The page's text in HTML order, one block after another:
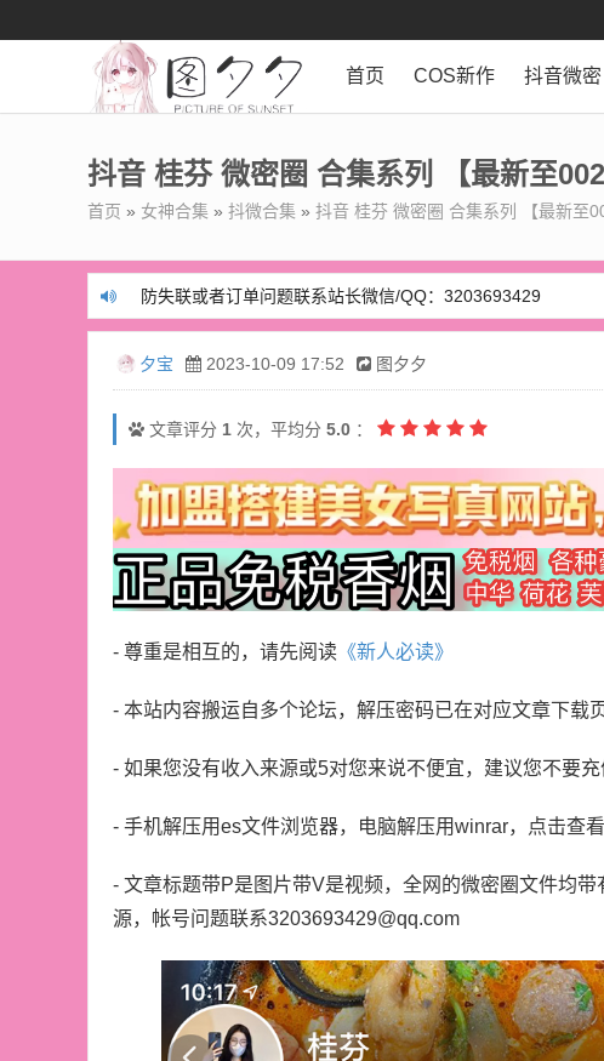
首页 COS新作 抖音微密
抖音 桂芬 微密圈 合集系列 【最新至002
首页 » 女神合集 » 抖微合集 » 抖音 桂芬 微密圈 合集系列 【最新至
防失联或者订单问题联系站长微信/QQ：3203693429
防失联或者订单问题联系站长微信/QQ：3203693429
夕宝 2023-10-09 17:52 图夕夕
文章评分 1 次，平均分 5.0 ：
- 尊重是相互的，请先阅读 《新人必读》
- 本站内容搬运自多个论坛，解压密码已在对应文章下载
- 如果您没有收入来源或5对您来说不便宜，建议您不要充
- 手机解压用es文件浏览器，电脑解压用winrar，点击查看
- 文章标题带P是图片带V是视频，全网的微密圈文件均
源，帐号问题联系3203693429@qq.com